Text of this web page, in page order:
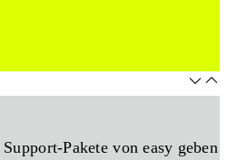
Pakete von easy geben